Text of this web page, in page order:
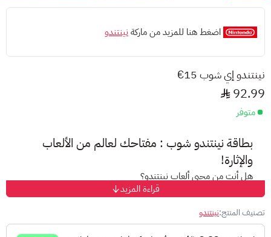
اضغط هنا للمزيد من ماركة نينتندو
نينتندو إي شوب 15€
92.99
متوفر
بطاقة نينتندو شوب : مفتاحك لعالم من الألعاب
والإثارة!
هل أنت من محبي ألعاب نينتندو؟
هل تبحث عن طريقة سهلة وسريعة لإضافة رصيد إلى حسابك على
متجر نينتندو؟
إليك الحل الأمثل: بطاقات نينتندو المسبقة الدفع!
قراءة المزيد
تصنيف المنتج:نينتندو